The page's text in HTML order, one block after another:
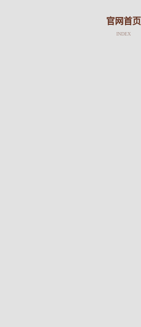
官网首页
INDEX